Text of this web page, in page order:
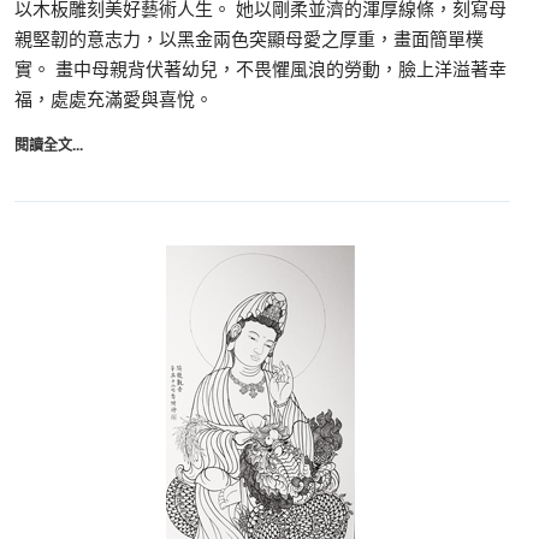
以木板雕刻美好藝術人生。 她以剛柔並濟的渾厚線條，刻寫母
親堅韌的意志力，以黑金兩色突顯母愛之厚重，畫面簡單樸
實。 畫中母親背伏著幼兒，不畏懼風浪的勞動，臉上洋溢著幸
福，處處充滿愛與喜悅。
閱讀全文...